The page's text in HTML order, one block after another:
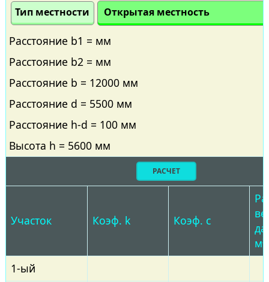
Тип местности
Расстояние b1 = мм
Расстояние b2 = мм
Расстояние b = 12000 мм
Расстояние d = 5500 мм
Расстояние h-d = 100 мм
Высота h = 5600 мм
РАСЧЕТ
Участок Коэф. k Коэф. с
м²
1-ый